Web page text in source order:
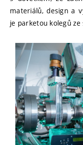
materiálů, design a
je parketou kolegů ze